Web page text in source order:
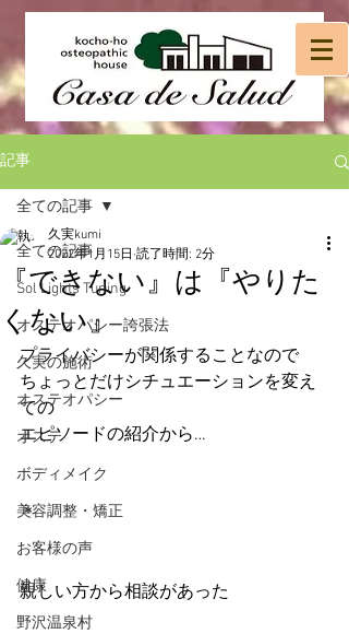
記事
全ての記事
Sol Lights Tuning
オステオパシー誇張法
久実の施術
オステオパシー
オステ
ボディメイク
美容調整・矯正
お客様の声
健康
野沢温泉村
全ての記事
『できない』は『やりた
くない』
久実kumi
2022年1月15日 読了時間: 2分
プライバシーが関係することなので
ちょっとだけシチュエーションを変え
ての
エピソードの紹介から…
＊
親しい方から相談があった